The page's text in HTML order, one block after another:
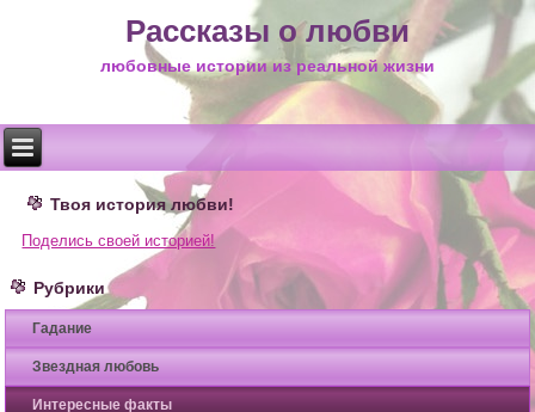
Рассказы о любви
любовные истории из реальной жизни
Твоя история любви!
Поделись своей историей!
Рубрики
Гадание
Звездная любовь
Интересные факты